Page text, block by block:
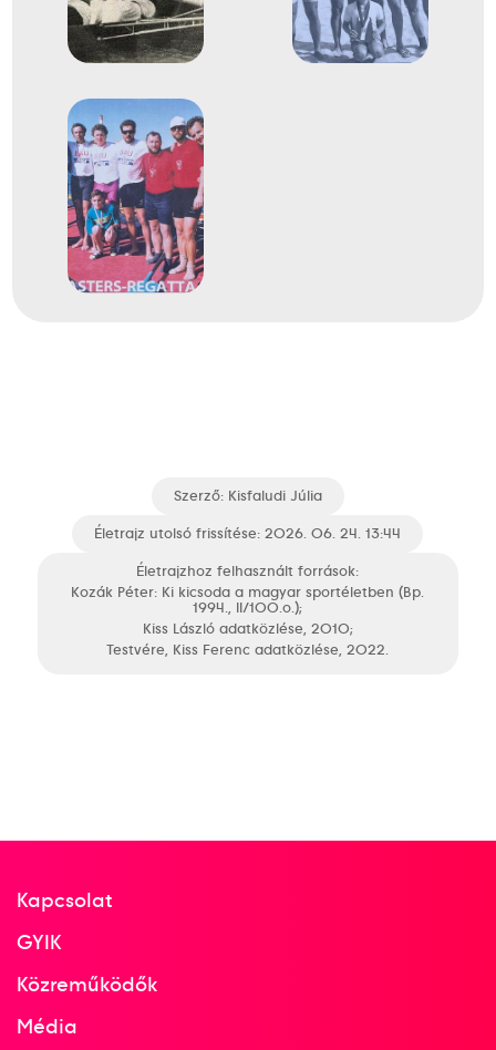
Szerző: Kisfaludi Júlia
Életrajz utolsó frissítése: 2026. 06. 24. 13:44
Életrajzhoz felhasznált források:
Kozák Péter: Ki kicsoda a magyar sportéletben (Bp.
1994., II/100.o.);
Kiss László adatközlése, 2010;
Testvére, Kiss Ferenc adatközlése, 2022.
Kapcsolat
GYIK
Közreműködők
Média